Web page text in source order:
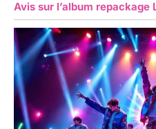
Avis sur l’album